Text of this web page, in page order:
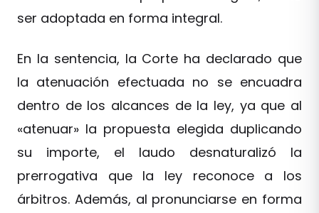
ser adoptada en forma integral.
En la sentencia, la Corte ha declarado que
la atenuación efectuada no se encuadra
dentro de los alcances de la ley, ya que al
«atenuar» la propuesta elegida duplicando
su importe, el laudo desnaturalizó la
prerrogativa que la ley reconoce a los
árbitros. Además, al pronunciarse en forma